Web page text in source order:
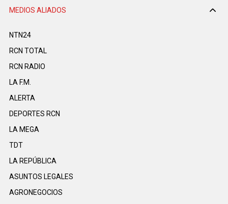
MEDIOS ALIADOS
NTN24
RCN TOTAL
RCN RADIO
LA F.M.
ALERTA
DEPORTES RCN
LA MEGA
TDT
LA REPÚBLICA
ASUNTOS LEGALES
AGRONEGOCIOS